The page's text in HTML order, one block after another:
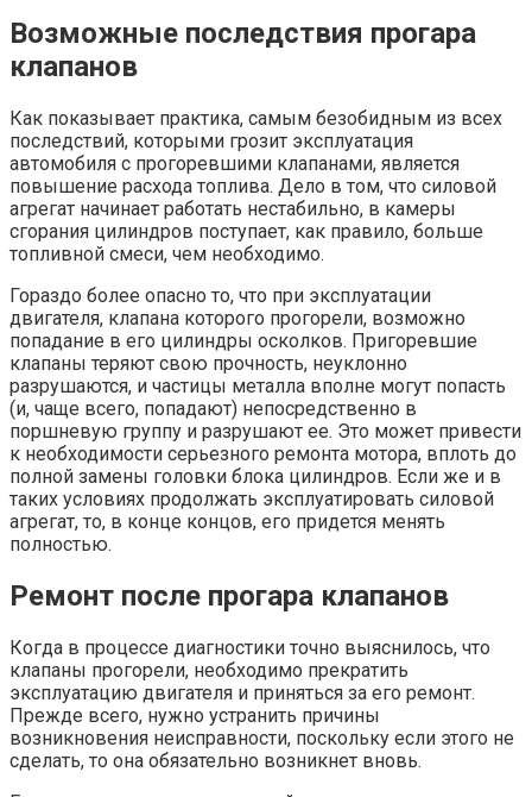
Возможные последствия прогара
клапанов
Как показывает практика, самым безобидным из всех
последствий, которыми грозит эксплуатация
автомобиля с прогоревшими клапанами, является
повышение расхода топлива. Дело в том, что силовой
агрегат начинает работать нестабильно, в камеры
сгорания цилиндров поступает, как правило, больше
топливной смеси, чем необходимо.
Гораздо более опасно то, что при эксплуатации
двигателя, клапана которого прогорели, возможно
попадание в его цилиндры осколков. Пригоревшие
клапаны теряют свою прочность, неуклонно
разрушаются, и частицы металла вполне могут попасть
(и, чаще всего, попадают) непосредственно в
поршневую группу и разрушают ее. Это может привести
к необходимости серьезного ремонта мотора, вплоть до
полной замены головки блока цилиндров. Если же и в
таких условиях продолжать эксплуатировать силовой
агрегат, то, в конце концов, его придется менять
полностью.
Ремонт после прогара клапанов
Когда в процессе диагностики точно выяснилось, что
клапаны прогорели, необходимо прекратить
эксплуатацию двигателя и приняться за его ремонт.
Прежде всего, нужно устранить причины
возникновения неисправности, поскольку если этого не
сделать, то она обязательно возникнет вновь.